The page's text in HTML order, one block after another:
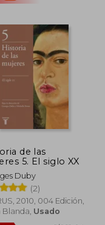
de las
5. El siglo XX
Duby
(2)
2010, 004 Edición,
Blanda, Usado